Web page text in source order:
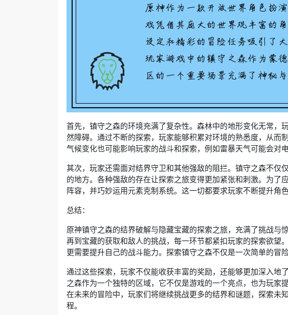
首先，镇守之森的环境充满了复杂性。森林中的地形变化无常，
然障碍。通过不断的探索，玩家能够积累对环境的熟悉度，从而
气候变化也可能影响玩家的战斗和探索，例如雷暴天气可能会对
其次，玩家还需面对结界守卫和其他强敌的阻拦。镇守之森不仅
的地方。各种强敌的存在让探索之旅变得更加紧张和刺激。为了
阵容，并巧妙运用元素克制系统。这一切都要求玩家不断提升角
总结：
原神镇守之森的结界破解与隐藏宝藏的探索之旅，充满了挑战与
再到宝藏的获取和敌人的挑战，每一环节都紧扣玩家的探索欲望
更需要提升自己的战斗能力。探索镇守之森不仅是一次简单的冒
通过这些探索，玩家不仅能收获丰富的奖励，还能够更加深入地
之森作为一个独特的区域，它不仅是游戏的一个亮点，也为玩家
在未来的冒险中，玩家们将继续挑战更多的结界和谜题，探索未
程。